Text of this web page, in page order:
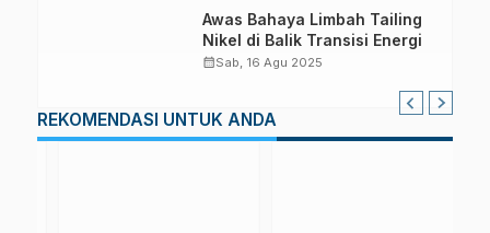
Awas Bahaya Limbah Tailing
Nikel di Balik Transisi Energi
calendar_monthSab, 16 Agu 2025
REKOMENDASI UNTUK ANDA